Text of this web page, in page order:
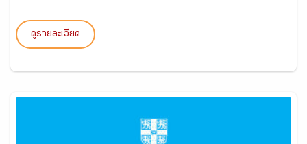
ดูรายละเอียด